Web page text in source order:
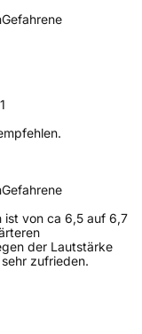
Gefahrene
Gefahrene
ist von ca 6,5 auf 6,7
der Lautstärke
zufrieden.